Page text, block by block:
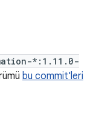
*:1.11.0-
bu commit'leri